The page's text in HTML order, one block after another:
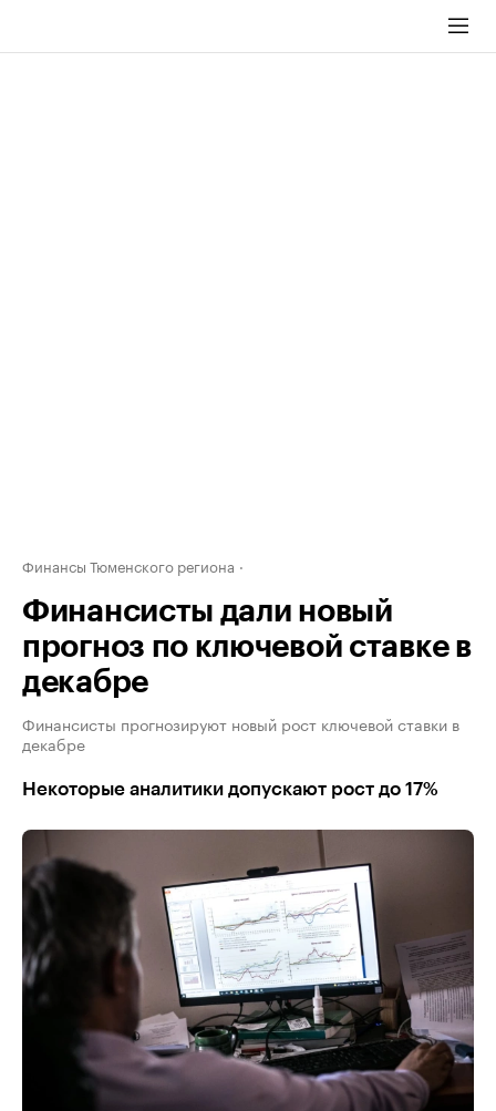
Финансы Тюменского региона
Финансисты дали новый
прогноз по ключевой ставке в
декабре
Финансисты прогнозируют новый рост ключевой ставки в
декабре
Некоторые аналитики допускают рост до 17%